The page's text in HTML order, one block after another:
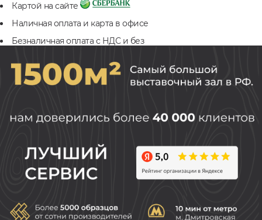
Картой на сайте
Наличная оплата и карта в офисе
Безналичная оплата с НДС и без